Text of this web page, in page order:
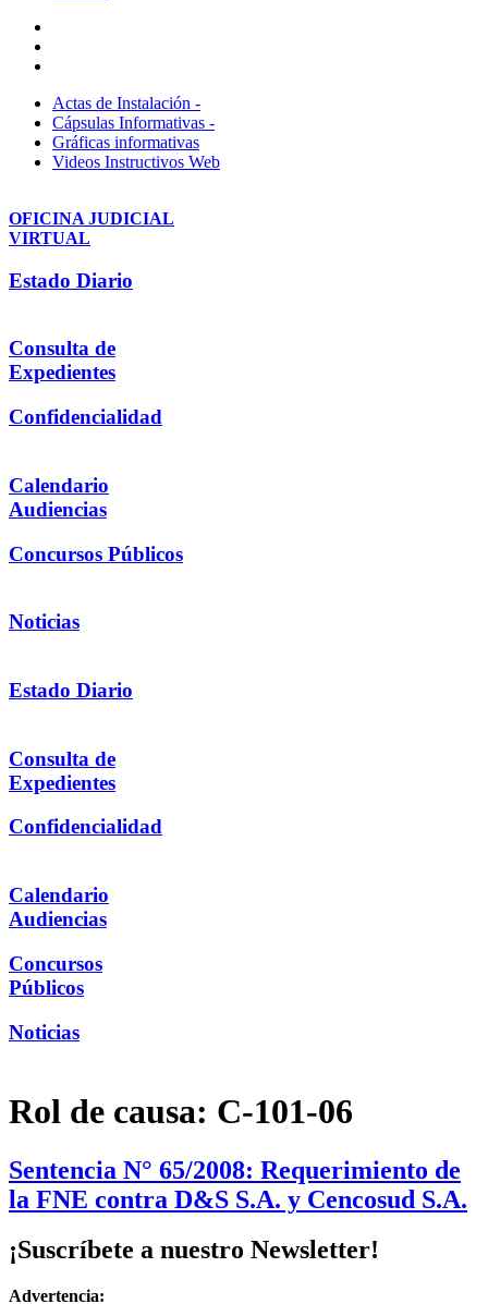
Actas de Instalación -
Cápsulas Informativas -
Gráficas informativas
Videos Instructivos Web
OFICINA JUDICIAL
VIRTUAL
Estado Diario
Consulta de
Expedientes
Confidencialidad
Calendario
Audiencias
Concursos Públicos
Noticias
Estado Diario
Consulta de
Expedientes
Confidencialidad
Calendario
Audiencias
Concursos
Públicos
Noticias
Rol de causa: C-101-06
Sentencia N° 65/2008: Requerimiento de
la FNE contra D&S S.A. y Cencosud S.A.
¡Suscríbete a nuestro Newsletter!
Advertencia: